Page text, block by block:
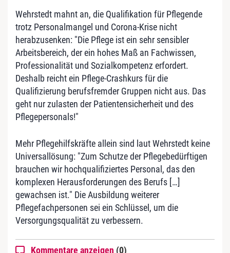
Wehrstedt mahnt an, die Qualifikation für Pflegende
trotz Personalmangel und Corona-Krise nicht
herabzusenken: "Die Pflege ist ein sehr sensibler
Arbeitsbereich, der ein hohes Maß an Fachwissen,
Professionalität und Sozialkompetenz erfordert.
Deshalb reicht ein Pflege-Crashkurs für die
Qualifizierung berufsfremder Gruppen nicht aus. Das
geht nur zulasten der Patientensicherheit und des
Pflegepersonals!"
Mehr Pflegehilfskräfte allein sind laut Wehrstedt keine
Universallösung: "Zum Schutze der Pflegebedürftigen
brauchen wir hochqualifiziertes Personal, das den
komplexen Herausforderungen des Berufs […]
gewachsen ist." Die Ausbildung weiterer
Pflegefachpersonen sei ein Schlüssel, um die
Versorgungsqualität zu verbessern.
Kommentare anzeigen (0)